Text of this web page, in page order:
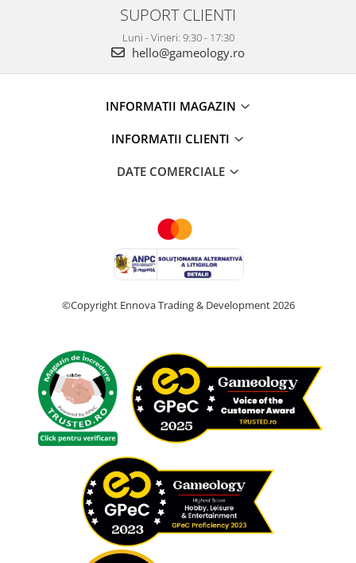
SUPORT CLIENTI
Luni - Vineri: 9:30 - 17:30
hello@gameology.ro
INFORMATII MAGAZIN
INFORMATII CLIENTI
DATE COMERCIALE
©Copyright Ennova Trading & Development 2026